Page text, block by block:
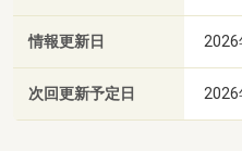
情報更新日 2026
次回更新予定日 2026